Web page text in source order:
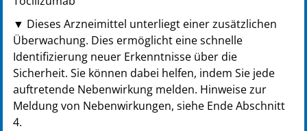
PZN: 20634712
PPN: 112063471219
▼ Dieses Arzneimittel unterliegt einer zusätzlichen
Überwachung. Dies ermöglicht eine schnelle
Identifizierung neuer Erkenntnisse über die
Sicherheit. Sie können dabei helfen, indem Sie jede
auftretende Nebenwirkung melden. Hinweise zur
Meldung von Nebenwirkungen, siehe Ende Abschnitt
4.